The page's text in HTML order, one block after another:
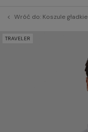
Wróć do: Koszule gładkie
TRAVELER